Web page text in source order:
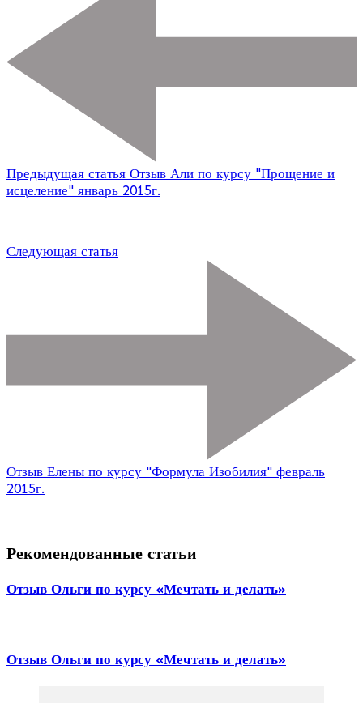
Предыдущая статья Отзыв Али по курсу "Прощение и
исцеление" январь 2015г.
Следующая статья
Отзыв Елены по курсу "Формула Изобилия" февраль
2015г.
Рекомендованные статьи
Отзыв Ольги по курсу «Мечтать и делать»
Отзыв Ольги по курсу «Мечтать и делать»